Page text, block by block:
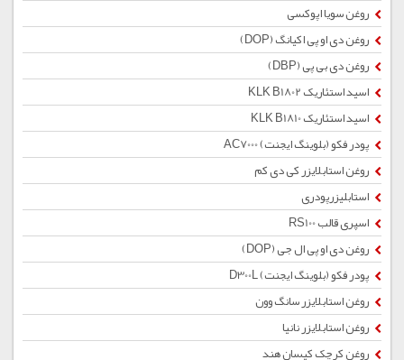
روغن سویا اپوکسی
روغن دی او پی اکیانگ (DOP)
روغن دی بی پی (DBP)
اسید استئاریک KLK B1802
اسید استئاریک KLK B1810
پودر فکو (بلوینگ ایجنت) AC7000
روغن استابلایزر کی دی کم
استابلیزرپودری
اسپری قالب RS100
روغن دی او پی ال جی (DOP)
پودر فکو (بلوینگ ایجنت) D300L
روغن استابلایزر سانگ وون
روغن استابلایزر نانیا
روغن کرچک کیسان هند